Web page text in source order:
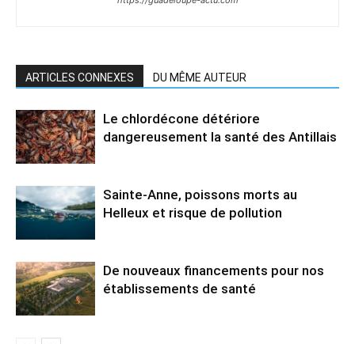
ARTICLES CONNEXES DU MÊME AUTEUR
Le chlordécone détériore
dangereusement la santé des Antillais
Sainte-Anne, poissons morts au
Helleux et risque de pollution
De nouveaux financements pour nos
établissements de santé